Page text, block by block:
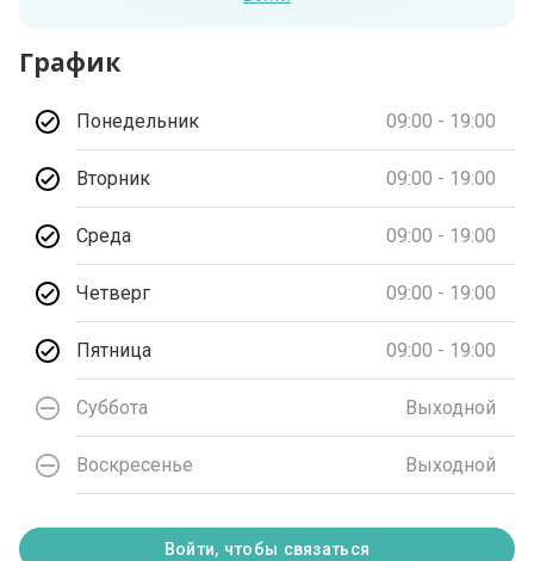
График
Понедельник 09:00 - 19:00
Вторник 09:00 - 19:00
Среда 09:00 - 19:00
Четверг 09:00 - 19:00
Пятница 09:00 - 19:00
Суббота Выходной
Воскресенье Выходной
Войти, чтобы связаться